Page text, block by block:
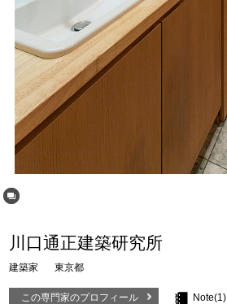
川口通正建築研究所
建築家 東京都
この専門家のプロフィール Note(1)